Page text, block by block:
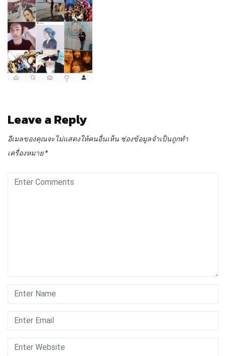
Leave a Reply
อีเมลของคุณจะไม่แสดงให้คนอื่นเห็น ช่องข้อมูลจำเป็นถูกทำ
เครื่องหมาย*